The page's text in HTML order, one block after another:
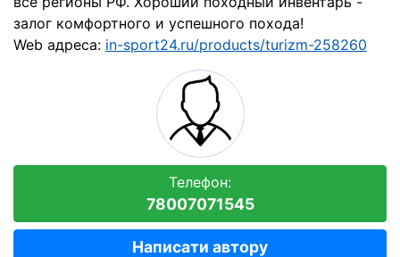
залог комфортного и успешного похода!
Web адреса: in-sport24.ru/products/turizm-258260
Телефон:
78007071545
Написати автору